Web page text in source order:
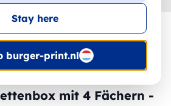
Stay here
burger-print.nl
Druck
mit 4 Fächern -